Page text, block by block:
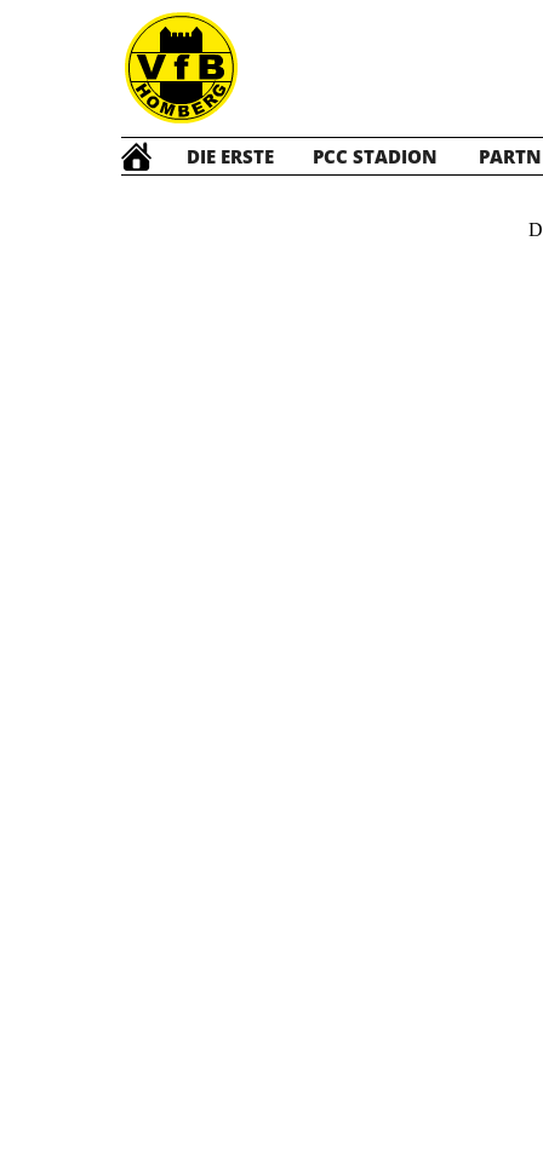
DIE ERSTE PCC STADION